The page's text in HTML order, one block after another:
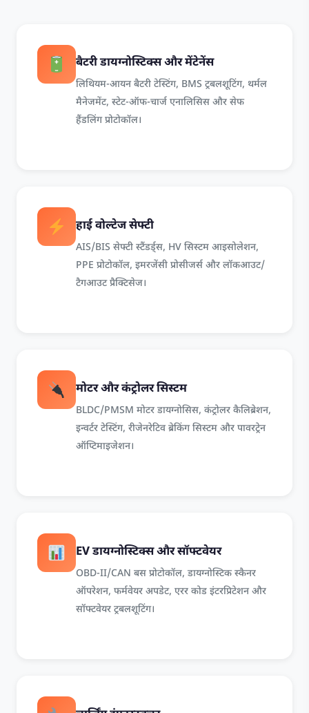
बैटरी डायग्नोस्टिक्स और मेंटेनेंस
लिथियम-आयन बैटरी टेस्टिंग, BMS ट्रबलशूटिंग, थर्मल
मैनेजमेंट, स्टेट-ऑफ-चार्ज एनालिसिस और सेफ
हैंडलिंग प्रोटोकॉल।
हाई वोल्टेज सेफ्टी
AIS/BIS सेफ्टी स्टैंडर्ड्स, HV सिस्टम आइसोलेशन,
PPE प्रोटोकॉल, इमरजेंसी प्रोसीजर्स और लॉकआउट/
टैगआउट प्रैक्टिसेज।
मोटर और कंट्रोलर सिस्टम
BLDC/PMSM मोटर डायग्नोसिस, कंट्रोलर कैलिब्रेशन,
इन्वर्टर टेस्टिंग, रीजेनरेटिव ब्रेकिंग सिस्टम और पावरट्रेन
ऑप्टिमाइजेशन।
EV डायग्नोस्टिक्स और सॉफ्टवेयर
OBD-II/CAN बस प्रोटोकॉल, डायग्नोस्टिक स्कैनर
ऑपरेशन, फर्मवेयर अपडेट, एरर कोड इंटरप्रिटेशन और
सॉफ्टवेयर ट्रबलशूटिंग।